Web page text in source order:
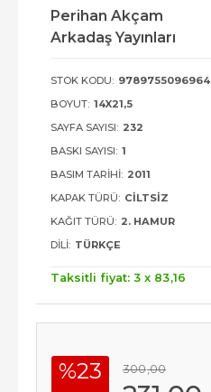
Perihan Akçam
Arkadaş Yayınları
STOK KODU: 9789755096964
BOYUT: 14X21,5
SAYFA SAYISI: 232
BASKI SAYISI: 1
BASIM TARIHI: 2011
KAPAK TÜRÜ: CILTSIZ
KAĞIT TÜRÜ: 2. HAMUR
DILI: TÜRKÇE
Taksitli fiyat: 3 x 83,16
%23 300,00